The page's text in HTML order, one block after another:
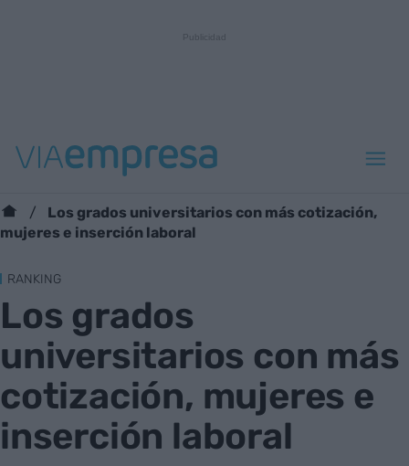
Los grados universitarios con más cotización,
mujeres e inserción laboral
RANKING
Los grados
universitarios con más
cotización, mujeres e
inserción laboral